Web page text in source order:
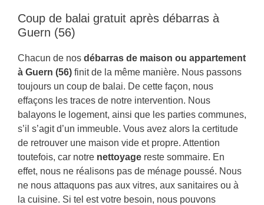
Coup de balai gratuit après débarras à
Guern (56)
Chacun de nos débarras de maison ou appartement
à Guern (56) finit de la même manière. Nous passons
toujours un coup de balai. De cette façon, nous
effaçons les traces de notre intervention. Nous
balayons le logement, ainsi que les parties communes,
s’il s’agit d’un immeuble. Vous avez alors la certitude
de retrouver une maison vide et propre. Attention
toutefois, car notre nettoyage reste sommaire. En
effet, nous ne réalisons pas de ménage poussé. Nous
ne nous attaquons pas aux vitres, aux sanitaires ou à
la cuisine. Si tel est votre besoin, nous pouvons